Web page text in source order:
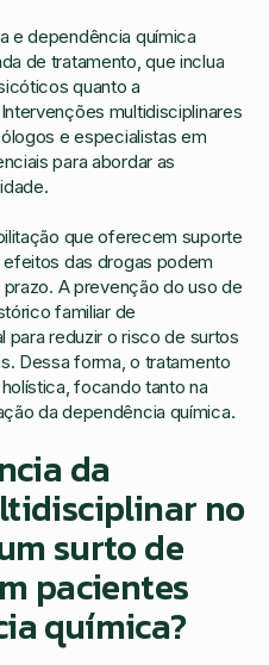
e dependência química
de tratamento, que inclua
quanto a
multidisciplinares
e especialistas em
para abordar as
que oferecem suporte
das drogas podem
A prevenção do uso de
familiar de
para reduzir o risco de surtos
Dessa forma, o tratamento
focando tanto na
da dependência química.
da
no
surto de
pacientes
química?